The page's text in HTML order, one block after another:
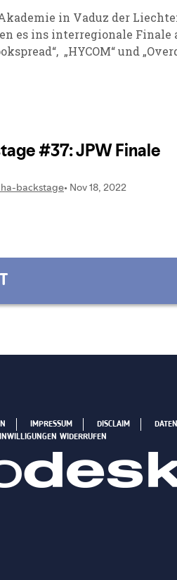
in Vaduz der
es ins interregionale
„HYCOM“ und
IMPRESSUM DISCLAIM
WIDERRUFEN